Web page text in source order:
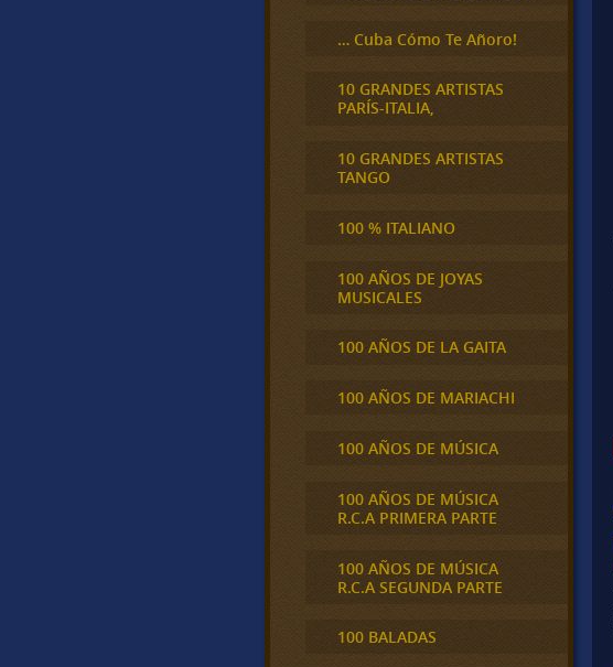
… Cuba Cómo Te Añoro!
10 GRANDES ARTISTAS
PARÍS-ITALIA,
10 GRANDES ARTISTAS
TANGO
100 % ITALIANO
100 AÑOS DE JOYAS
MUSICALES
100 AÑOS DE LA GAITA
100 AÑOS DE MARIACHI
100 AÑOS DE MÚSICA
100 AÑOS DE MÚSICA
R.C.A PRIMERA PARTE
100 AÑOS DE MÚSICA
R.C.A SEGUNDA PARTE
100 BALADAS